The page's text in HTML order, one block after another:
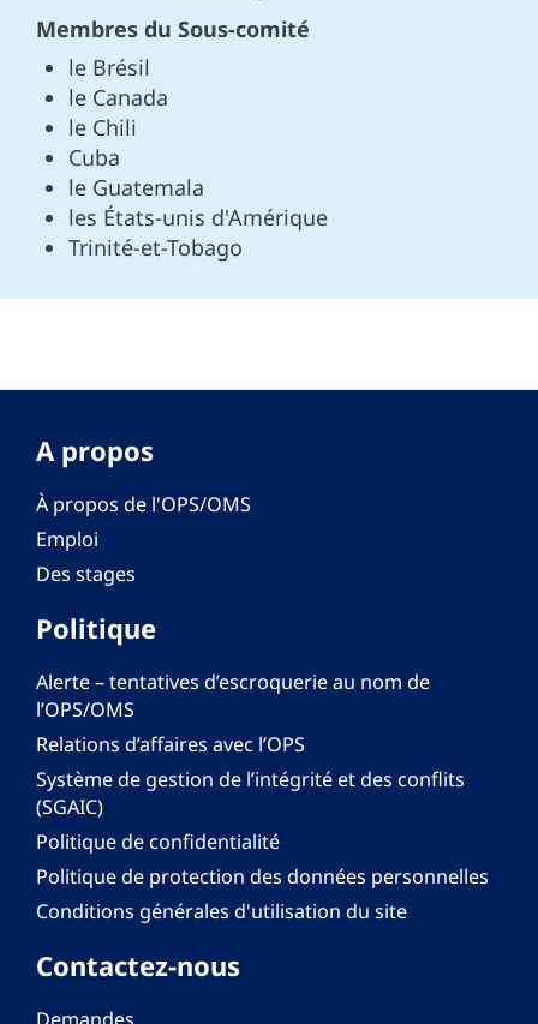
Membres du Sous-comité
le Brésil
le Canada
le Chili
Cuba
le Guatemala
les États-unis d'Amérique
Trinité-et-Tobago
A propos
À propos de l'OPS/OMS
Emploi
Des stages
Politique
Alerte – tentatives d’escroquerie au nom de
l’OPS/OMS
Relations d’affaires avec l’OPS
Système de gestion de l’intégrité et des conflits
(SGAIC)
Politique de confidentialité
Politique de protection des données personnelles
Conditions générales d'utilisation du site
Contactez-nous